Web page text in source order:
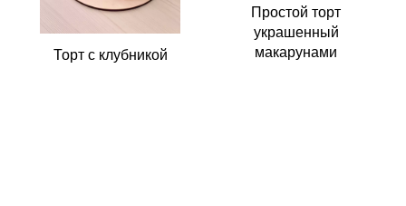
Торт с клубникой
Простой торт
украшенный
макарунами